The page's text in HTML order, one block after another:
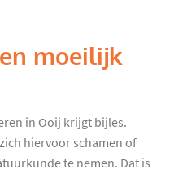
moeilijk
in Ooij krijgt bijles.
hiervoor schamen of
te nemen. Dat is